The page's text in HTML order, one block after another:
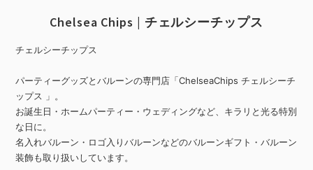
Chelsea Chips | チェルシーチップス
チェルシーチップス
パーティーグッズとバルーンの専門店「ChelseaChips チェルシーチ
ップス 」。
お誕生日・ホームパーティー・ウェディングなど、キラリと光る特別
な日に。
名入れバルーン・ロゴ入りバルーンなどのバルーンギフト・バルーン
装飾も取り扱いしています。